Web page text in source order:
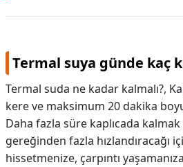
Termal suya günde kaç
Termal suda ne kadar kalmalı?,
kere ve maksimum 20 dakika
Daha fazla süre kaplıcada
gereğinden fazla hızlandıracağı
hissetmenize, çarpıntı